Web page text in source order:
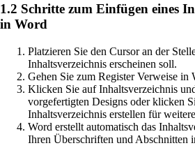
1.2 Schritte zum Einfügen eines
in Word
Platzieren Sie den Cursor an der
Inhaltsverzeichnis erscheinen soll.
Gehen Sie zum Register Verweise in
Klicken Sie auf Inhaltsverzeichnis
vorgefertigten Designs oder klicken
Inhaltsverzeichnis erstellen für
Word erstellt automatisch das
Ihren Überschriften und Abschnitten